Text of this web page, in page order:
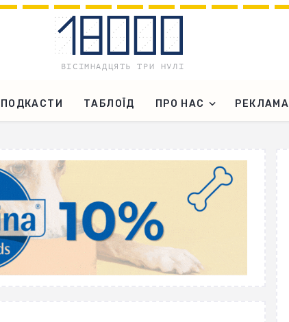
ПОДКАСТИ ТАБЛОЇД ПРО НАС РЕКЛАМА